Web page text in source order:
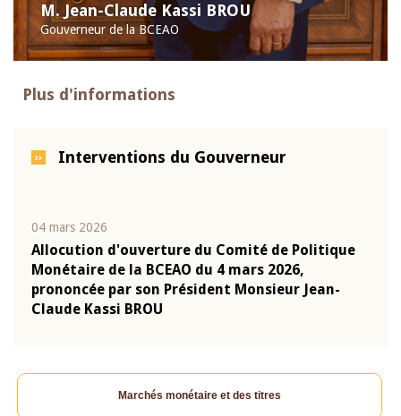
M. Jean-Claude Kassi BROU
Gouverneur de la BCEAO
Plus d'informations
Interventions du Gouverneur
04 mars 2026
Allocution d'ouverture du Comité de Politique
Monétaire de la BCEAO du 4 mars 2026,
prononcée par son Président Monsieur Jean-
Claude Kassi BROU
Marchés monétaire et des titres